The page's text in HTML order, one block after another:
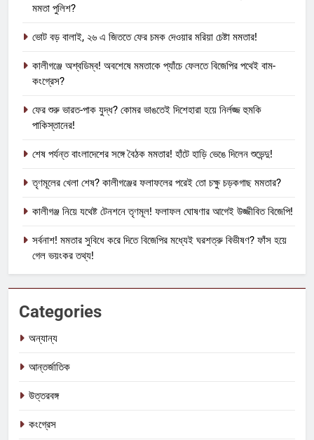
মমতা পুলিশ?
ভোট বড় বালাই, ২৬ এ জিততে ফের চমক দেওয়ার মরিয়া চেষ্টা মমতার!
কালীগঞ্জে অশ্বডিম্ব! অবশেষে মমতাকে প্যাঁচে ফেলতে বিজেপির পথেই বাম-
কংগ্রেস?
ফের শুরু ভারত-পাক যুদ্ধ? কোমর ভাঙতেই দিশেহারা হয়ে নির্লজ্জ হুমকি
পাকিস্তানের!
শেষ পর্যন্ত বাংলাদেশের সঙ্গে বৈঠক মমতার! হাঁটে হাড়ি ভেঙে দিলেন শুভেন্দু!
তৃণমূলের খেলা শেষ? কালীগঞ্জের ফলাফলের পরেই তো চক্ষু চড়কগাছ মমতার?
কালীগঞ্জ নিয়ে যথেষ্ট টেনশনে তৃণমূল! ফলাফল ঘোষণার আগেই উজ্জীবিত বিজেপি!
সর্বনাশ! মমতার সুবিধে করে দিতে বিজেপির মধ্যেই ঘরশত্রু বিভীষণ? ফাঁস হয়ে
গেল ভয়ংকর তথ্য!
Categories
অন্যান্য
আন্তর্জাতিক
উত্তরবঙ্গ
কংগ্রেস